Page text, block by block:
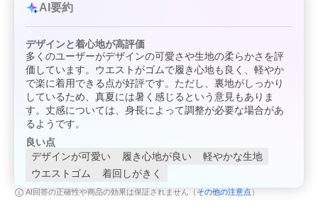
48900197)とセットアップのように着るのも素敵！
---------------------------------------------------------
お気に入り登録のオススメ
▼商品のお気に入り登録▼
再入荷、残り1点、セールなどの通知を受け取ることができます。
▼ブランドのお気に入り登録▼
新商品や再入荷、ショップのおすすめトピックスなど、いち早く
ブランドの情報を受け取ることができます。
---------------------------------------------------------
※掲載画像の商品の色味は、屋外や屋内の光の照射や角度により
実物と色味が異なる場合がございます。また表示のサイズ感と実
物は若干異なる場合もございますので、予めご了承ください。
※寄り画像の色味が実物に近しいです
※着用、お取り扱いの際は、商品についている品質表示とアテン
AI要約
デザインと着心地が高評価
多くのユーザーがデザインの可愛さや生地の柔らかさを評
価しています。ウエストがゴムで履き心地も良く、軽やか
で楽に着用できる点が好評です。ただし、裏地がしっかり
しているため、真夏には暑く感じるという意見もありま
す。丈感については、身長によって調整が必要な場合があ
るようです。
良い点
デザインが可愛い
履き心地が良い
軽やかな生地
ウエストゴム
着回しがきく
AI回答の正確性や商品の効果は保証されません（ その他の注意点 ）